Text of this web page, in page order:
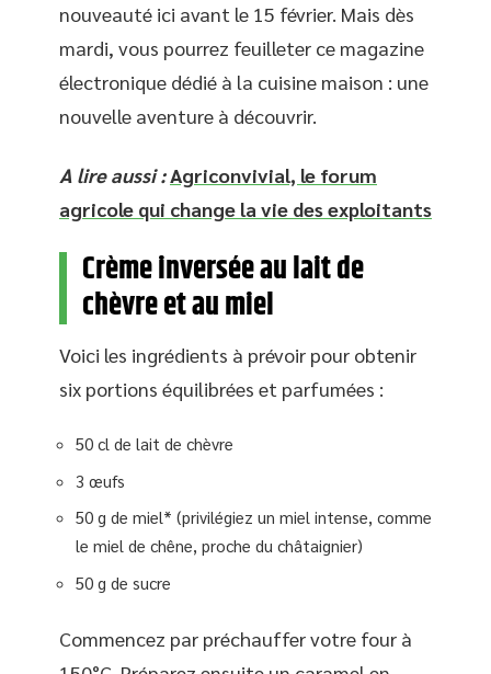
nouveauté ici avant le 15 février. Mais dès
mardi, vous pourrez feuilleter ce magazine
électronique dédié à la cuisine maison : une
nouvelle aventure à découvrir.
A lire aussi : Agriconvivial, le forum
agricole qui change la vie des exploitants
Crème inversée au lait de
chèvre et au miel
Voici les ingrédients à prévoir pour obtenir
six portions équilibrées et parfumées :
50 cl de lait de chèvre
3 œufs
50 g de miel* (privilégiez un miel intense, comme
le miel de chêne, proche du châtaignier)
50 g de sucre
Commencez par préchauffer votre four à